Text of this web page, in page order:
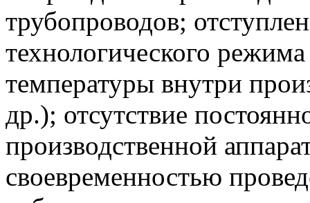
трубопроводов;
технологического
температуры внутри
др.); отсутствие
производственной
своевременностью